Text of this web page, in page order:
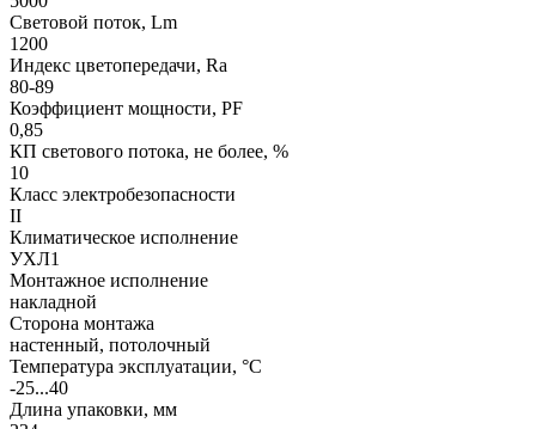
Световой поток, Lm
1200
Индекс цветопередачи, Ra
80-89
Коэффициент мощности, PF
0,85
КП светового потока, не более, %
10
Класс электробезопасности
II
Климатическое исполнение
УХЛ1
Монтажное исполнение
накладной
Сторона монтажа
настенный, потолочный
Температура эксплуатации, °С
-25...40
Длина упаковки, мм